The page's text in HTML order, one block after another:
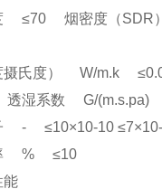
烟密度（SDR
摄氏度） W/m.k
湿系数 G/(m.s.pa)
- ≤10×10-10 ≤7×10-
% ≤10
能